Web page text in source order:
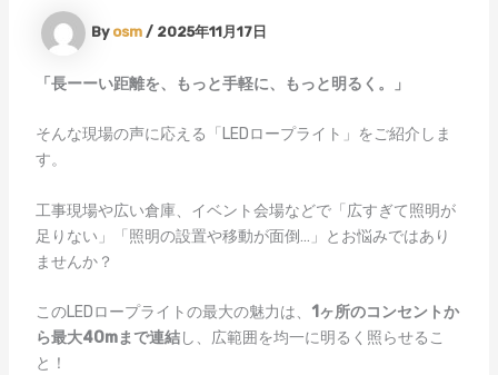
By osm / 2025年11月17日
「長ーーい距離を、もっと手軽に、もっと明るく。」
そんな現場の声に応える「LEDロープライト」をご紹介しま
す。
工事現場や広い倉庫、イベント会場などで「広すぎて照明が
足りない」「照明の設置や移動が面倒…」とお悩みではあり
ませんか？
このLEDロープライトの最大の魅力は、 1ヶ所のコンセントか
ら最大40mまで連結し、広範囲を均一に明るく照らせるこ
と！